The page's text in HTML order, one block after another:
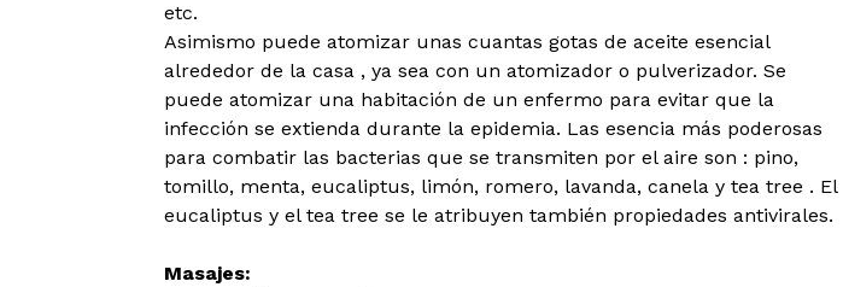
etc.
Asimismo puede atomizar unas cuantas gotas de aceite esencial
alrededor de la casa , ya sea con un atomizador o pulverizador. Se
puede atomizar una habitación de un enfermo para evitar que la
infección se extienda durante la epidemia. Las esencia más poderosas
para combatir las bacterias que se transmiten por el aire son : pino,
tomillo, menta, eucaliptus, limón, romero, lavanda, canela y tea tree . El
eucaliptus y el tea tree se le atribuyen también propiedades antivirales.
Masajes: